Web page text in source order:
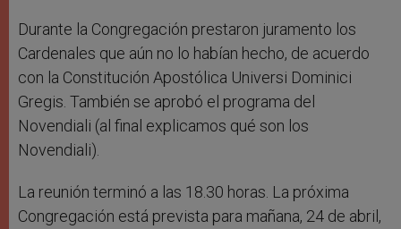
Durante la Congregación prestaron juramento los
Cardenales que aún no lo habían hecho, de acuerdo
con la Constitución Apostólica Universi Dominici
Gregis. También se aprobó el programa del
Novendiali (al final explicamos qué son los
Novendiali).
La reunión terminó a las 18.30 horas. La próxima
Congregación está prevista para mañana, 24 de abril,